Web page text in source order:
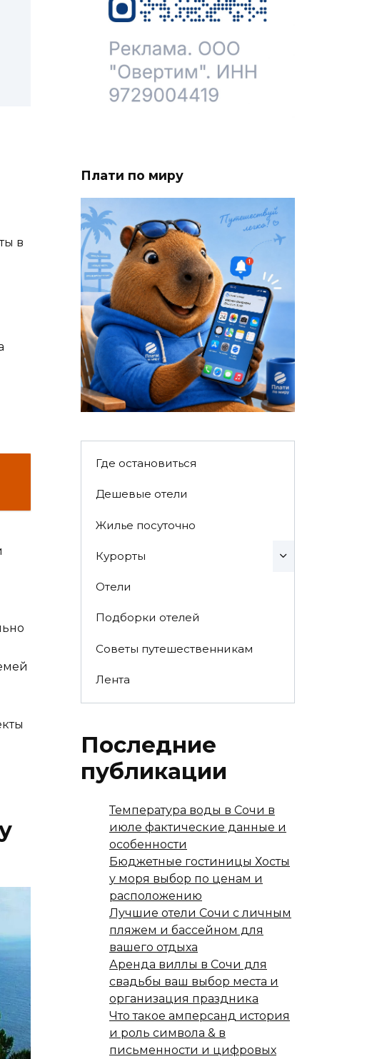
в
Плати по миру
Где остановиться
Дешевые отели
Жилье посуточно
Курорты
Отели
Подборки отелей
Советы путешественникам
Лента
Последние
публикации
Температура воды в Сочи в
июле фактические данные и
особенности
Бюджетные гостиницы Хосты
у моря выбор по ценам и
расположению
Лучшие отели Сочи с личным
пляжем и бассейном для
вашего отдыха
Аренда виллы в Сочи для
свадьбы ваш выбор места и
организация праздника
Что такое амперсанд история
и роль символа & в
письменности и цифровых